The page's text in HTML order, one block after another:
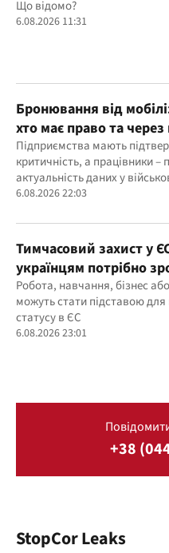
Що відомо?
6.08.2026 11:31
Бронювання від
хто має право та
Підприємства мають
критичність, а працівники –
актуальність даних у
6.08.2026 22:03
Тимчасовий захист у
українцям потрібно
Робота, навчання, бізнес або
можуть стати підставою для
статусу в ЄС
6.08.2026 23:01
+38
StopCor Leaks